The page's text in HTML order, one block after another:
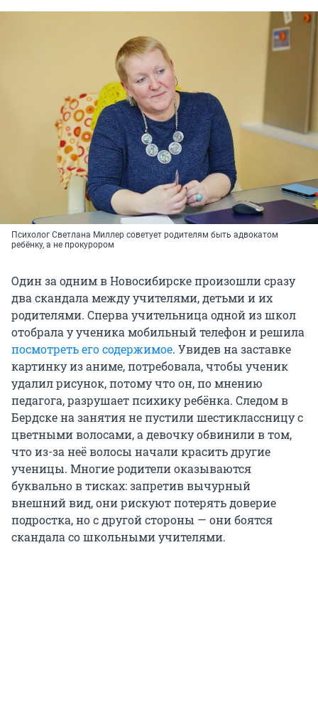
Психолог Светлана Миллер советует родителям быть адвокатом
ребёнку, а не прокурором
Один за одним в Новосибирске произошли сразу
два скандала между учителями, детьми и их
родителями. Сперва учительница одной из школ
отобрала у ученика мобильный телефон и решила
посмотреть его содержимое. Увидев на заставке
картинку из аниме, потребовала, чтобы ученик
удалил рисунок, потому что он, по мнению
педагога, разрушает психику ребёнка. Следом в
Бердске на занятия не пустили шестиклассницу с
цветными волосами, а девочку обвинили в том,
что из-за неё волосы начали красить другие
ученицы. Многие родители оказываются
буквально в тисках: запретив вычурный
внешний вид, они рискуют потерять доверие
подростка, но с другой стороны — они боятся
скандала со школьными учителями.